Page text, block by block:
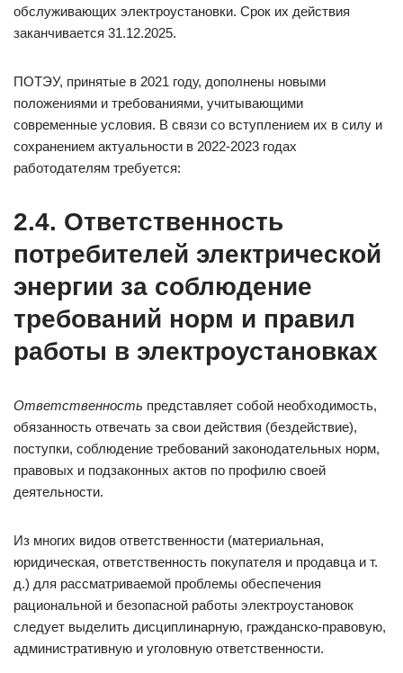
обслуживающих электроустановки. Срок их действия
заканчивается 31.12.2025.
ПОТЭУ, принятые в 2021 году, дополнены новыми
положениями и требованиями, учитывающими
современные условия. В связи со вступлением их в силу и
сохранением актуальности в 2022-2023 годах
работодателям требуется:
2.4. Ответственность
потребителей электрической
энергии за соблюдение
требований норм и правил
работы в электроустановках
Ответственность представляет собой необходимость,
обязанность отвечать за свои действия (бездействие),
поступки, соблюдение требований законодательных норм,
правовых и подзаконных актов по профилю своей
деятельности.
Из многих видов ответственности (материальная,
юридическая, ответственность покупателя и продавца и т.
д.) для рассматриваемой проблемы обеспечения
рациональной и безопасной работы электроустановок
следует выделить дисциплинарную, гражданско-правовую,
административную и уголовную ответственности.